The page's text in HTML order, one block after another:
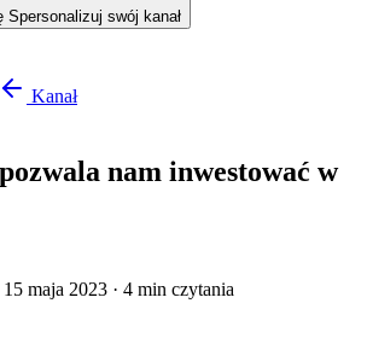
Spersonalizuj swój kanał
Kanał
nam inwestować w
15 maja 2023 · 4 min czytania